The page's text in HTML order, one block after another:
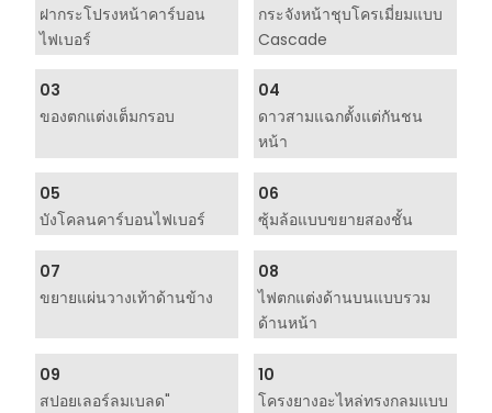
ฝากระโปรงหน้าคาร์บอน
ไฟเบอร์
กระจังหน้าชุบโครเมี่ยมแบบ
Cascade
03
ของตกแต่งเต็มกรอบ
04
ดาวสามแฉกตั้งแต่กันชน
หน้า
05
บังโคลนคาร์บอนไฟเบอร์
06
ซุ้มล้อแบบขยายสองชั้น
07
ขยายแผ่นวางเท้าด้านข้าง
08
ไฟตกแต่งด้านบนแบบรวม
ด้านหน้า
09
สปอยเลอร์ลมเบลด"
10
โครงยางอะไหล่ทรงกลมแบบ